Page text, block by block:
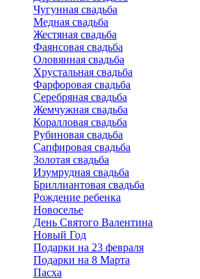
Чугунная свадьба
Медная свадьба
Жестяная свадьба
Фаянсовая свадьба
Оловянная свадьба
Хрустальная свадьба
Фарфоровая свадьба
Серебряная свадьба
Жемчужная свадьба
Коралловая свадьба
Рубиновая свадьба
Сапфировая свадьба
Золотая свадьба
Изумрудная свадьба
Бриллиантовая свадьба
Рождение ребенка
Новоселье
День Святого Валентина
Новый Год
Подарки на 23 февраля
Подарки на 8 Марта
Пасха